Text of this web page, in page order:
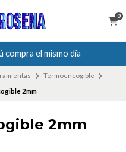
0
el mismo día
Termoencogible
2mm
2mm